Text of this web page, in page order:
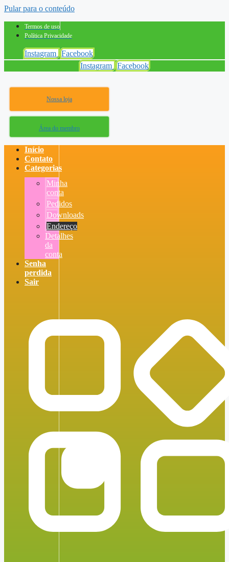
Pular para o conteúdo
Termos de uso
Política Privacidade
Instagram
Facebook
Instagram Facebook
Nossa loja
Área do membro
Início
Contato
Categorias
Minha
conta
Pedidos
Downloads
Endereço
Detalhes
da
conta
Senha
perdida
Sair